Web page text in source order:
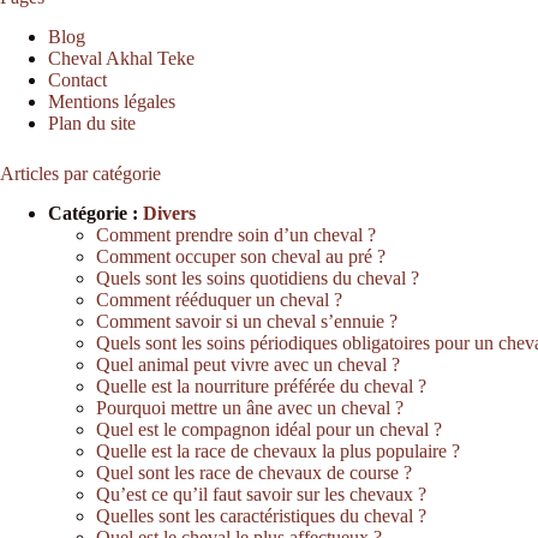
Blog
Cheval Akhal Teke
Contact
Mentions légales
Plan du site
Articles par catégorie
Catégorie : Divers
Comment prendre soin d’un cheval ?
Comment occuper son cheval au pré ?
Quels sont les soins quotidiens du cheval ?
Comment rééduquer un cheval ?
Comment savoir si un cheval s’ennuie ?
Quels sont les soins périodiques obligatoires pour un
Quel animal peut vivre avec un cheval ?
Quelle est la nourriture préférée du cheval ?
Pourquoi mettre un âne avec un cheval ?
Quel est le compagnon idéal pour un cheval ?
Quelle est la race de chevaux la plus populaire ?
Quel sont les race de chevaux de course ?
Qu’est ce qu’il faut savoir sur les chevaux ?
Quelles sont les caractéristiques du cheval ?